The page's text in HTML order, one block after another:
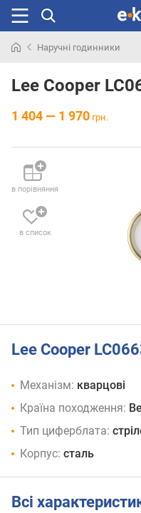
раніше
Наручні годинники
Lee Cooper
1 404 — 1 970 грн.
в порівняння
в список
Lee Cooper
Механізм: кварцові
Країна походження:
Тип циферблата:
Корпус: сталь
Всі